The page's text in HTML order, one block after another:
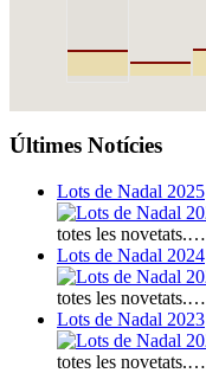
Últimes Notícies
Lots de Nadal 2025
totes les novetats.…
Lots de Nadal 2024
totes les novetats.…
Lots de Nadal 2023
totes les novetats.…